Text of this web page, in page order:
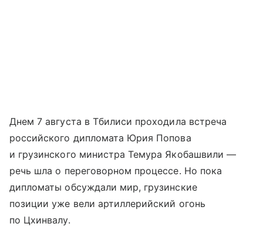
Днем 7 августа в Тбилиси проходила встреча
российского дипломата Юрия Попова
и грузинского министра Темура Якобашвили —
речь шла о переговорном процессе. Но пока
дипломаты обсуждали мир, грузинские
позиции уже вели артиллерийский огонь
по Цхинвалу.